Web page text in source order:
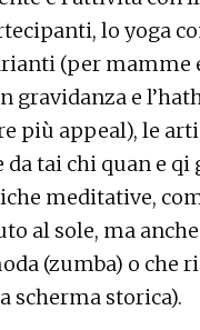
lo yoga
(per mamme
gravidanza e
più appeal), le
tai chi quan e qi
meditative,
al sole, ma
(zumba) o che
scherma storica).